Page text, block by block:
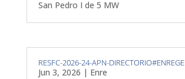
San Pedro I de 5 MW
RESFC-2026-24-APN-DIRECTORIO#ENREGE
Jun 3, 2026 | Enre